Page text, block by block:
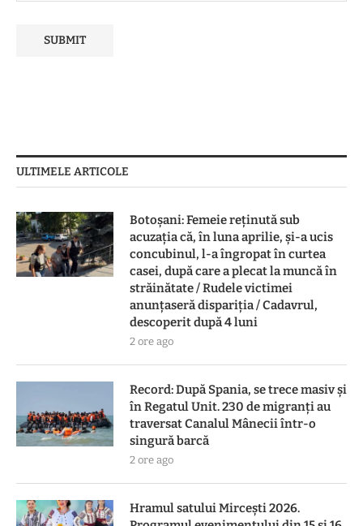
ULTIMELE ARTICOLE
Botoşani: Femeie reţinută sub
acuzaţia că, în luna aprilie, şi-a ucis
concubinul, l-a îngropat în curtea
casei, după care a plecat la muncă în
străinătate / Rudele victimei
anunţaseră dispariţia / Cadavrul,
descoperit după 4 luni
2 ore ago
Record: După Spania, se trece masiv și
în Regatul Unit. 230 de migranți au
traversat Canalul Mânecii într-o
singură barcă
2 ore ago
Hramul satului Mircești 2026.